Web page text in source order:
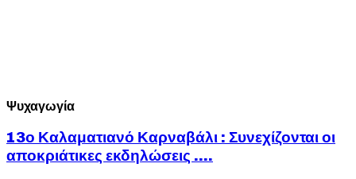
Ψυχαγωγία
13ο Καλαματιανό Καρναβάλι : Συνεχίζονται οι
αποκριάτικες εκδηλώσεις ….